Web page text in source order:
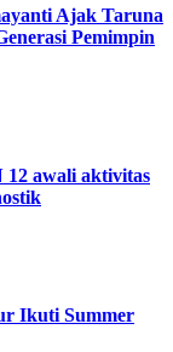
Ajak Taruna
Pemimpin
12 awali aktivitas
Ikuti Summer